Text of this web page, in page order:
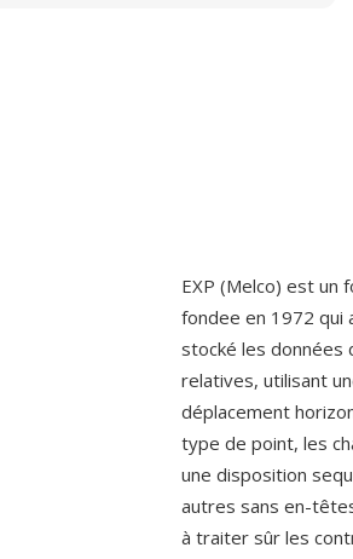
EXP (Melco) est un
fondee en 1972 qui
stocké les données
relatives, utilisant
déplacement
type de point, les
une disposition
autres sans en-
à traiter sûr les